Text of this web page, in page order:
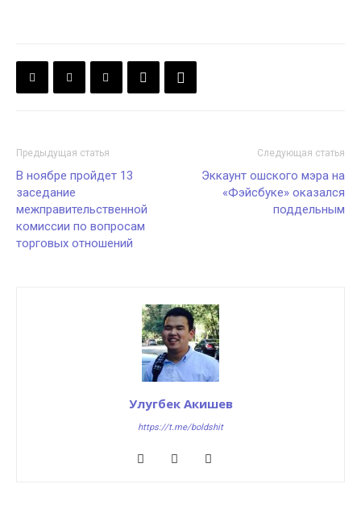
Предыдущая статья
В ноябре пройдет 13
заседание
межправительственной
комиссии по вопросам
торговых отношений
Следующая статья
Эккаунт ошского мэра на
«Фэйсбуке» оказался
поддельным
Улугбек Акишев
https://t.me/boldshit